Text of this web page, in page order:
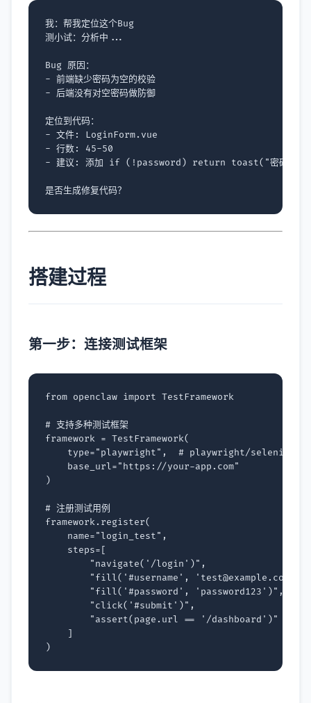
我：帮我定位这个Bug
测小试：分析中...
Bug
-
-
后端没有对空密码做防御
- 文件: LoginForm. vue
- 行数: 45-50
- 建议: 添加 if ( ! password ) return toast( "密码不能
搭建过程
第一步：连接测试框架
from openclaw import TestFramework
# 支持多种测试框架
framework = TestFramework(
type="playwright" ,
# playwright/selenium/
base_url="https://your-app.com"
)
# 注册测试用例
framework. register(
name="login_test" ,
steps= [
"navigate('/login')" ,
"fill('#username', 'test@example.com')"
"fill('#password', 'password123')" ,
"click('#submit')" ,
"assert(page.url == '/dashboard')"
]
)